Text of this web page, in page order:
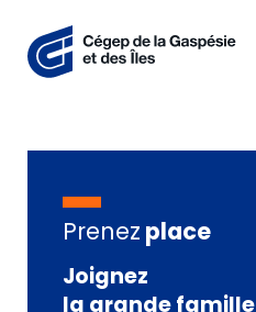
Prenez place
Joignez
la grande famille